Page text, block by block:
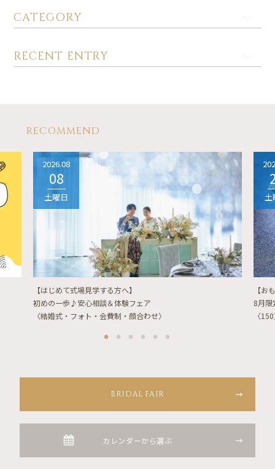
CATEGORY
RECENT ENTRY
RECOMMEND
2026.08
08
土曜日
【はじめて式場見学する方へ】
初めの一歩♪安心相談＆体験フェア
〈結婚式・フォト・会費制・顔合わせ〉
土
【お
8月限
〈
BRIDAL FAIR
カレンダーから選ぶ